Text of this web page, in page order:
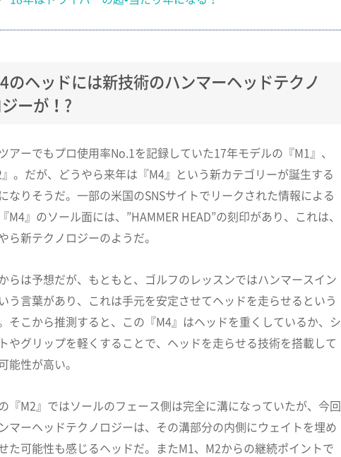
のヘッドには新技術のハンマーヘッドテクノ
ーが！?
アーでもプロ使用率No.1を記録していた17年モデルの『M1』、
』。だが、どうやら来年は『M4』という新カテゴリーが誕生する
なりそうだ。一部の米国のSNSサイトでリークされた情報による
M4』のソール面には、”HAMMER HEAD”の刻印があり、これは、
ら新テクノロジーのようだ。
らは予想だが、もともと、ゴルフのレッスンではハンマースイン
う言葉があり、これは手元を安定させてヘッドを走らせるという
そこから推測すると、この『M4』はヘッドを重くしているか、シ
やグリップを軽くすることで、ヘッドを走らせる技術を搭載して
能性が高い。
『M2』ではソールのフェース側は完全に溝になっていたが、今回
マーヘッドテクノロジーは、その溝部分の内側にウェイトを埋め
た可能性も感じるヘッドだ。またM1、M2からの継続ポイントで